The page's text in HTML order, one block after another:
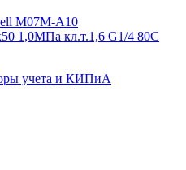
M07M-A10
1,0МПа кл.т.1,6 G1/4 80C
учета и КИПиА